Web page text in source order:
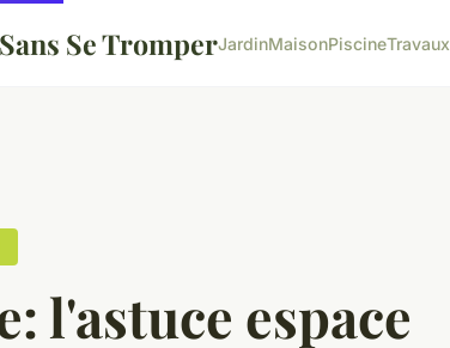
Se TromperJardinMaisonPiscineTravaux
l'astuce espace